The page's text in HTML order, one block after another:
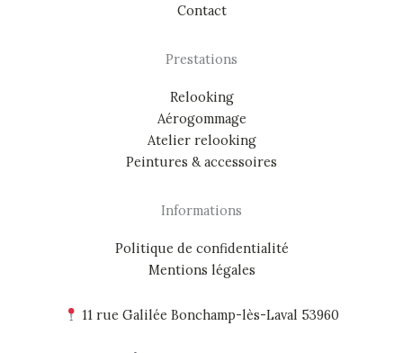
Contact
Prestations
Relooking
Aérogommage
Atelier relooking
Peintures & accessoires
Informations
Politique de confidentialité
Mentions légales
11 rue Galilée Bonchamp-lès-Laval 53960